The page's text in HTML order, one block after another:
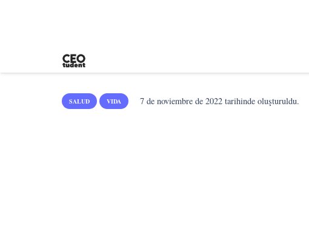
SALUD VIDA 7 de noviembre de 2022 tarihinde oluşturuldu.